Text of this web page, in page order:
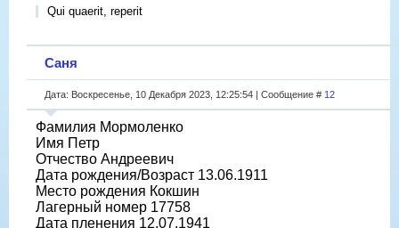
Qui quaerit, reperit
Саня
Дата: Воскресенье, 10 Декабря 2023, 12:25:54 | Сообщение # 12
Фамилия Мормоленко
Имя Петр
Отчество Андреевич
Дата рождения/Возраст 13.06.1911
Место рождения Кокшин
Лагерный номер 17758
Дата пленения 12.07.1941